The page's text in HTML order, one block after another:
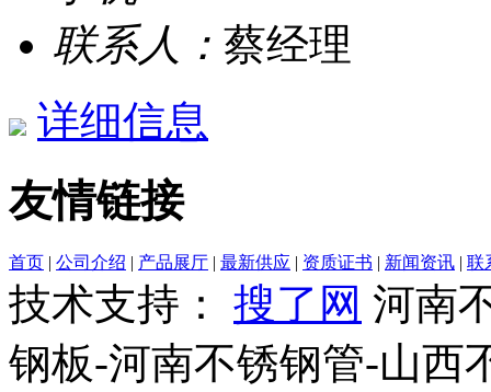
联系人： 蔡经理
详细信息
友情链接
首页 | 公司介绍 | 产品展厅 | 最新供应 | 资质证书 | 新闻资讯 | 联
技术支持： 搜了网 河南
钢板-河南不锈钢管-山西